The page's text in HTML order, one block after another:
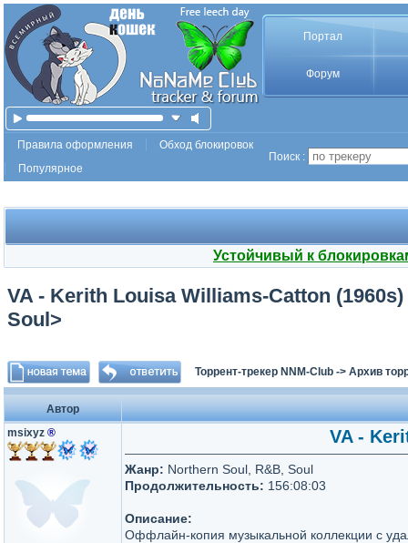
Портал
Форум
Правила оформления
Обход блокировок
Популярное
Поиск :
Устойчивый к
VA - Kerith Louisa Williams-Catton
Soul>
Торрент-трекер NNM-Club -> Архив
Автор
msixyz ® VA -
Жанр: Northern Soul, R&B, Soul
Продолжительность: 156:08:03
Описание:
Оффлайн-копия музыкальной коллекции с